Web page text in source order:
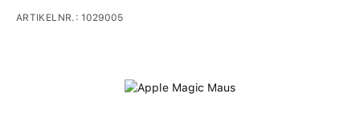
Bildergalerie überspringen
ARTIKELNR.:1029005